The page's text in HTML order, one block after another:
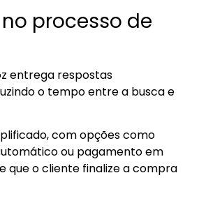
processo de
entrega respostas
o tempo entre a busca e
com opções como
ou pagamento em
que o cliente finalize a compra